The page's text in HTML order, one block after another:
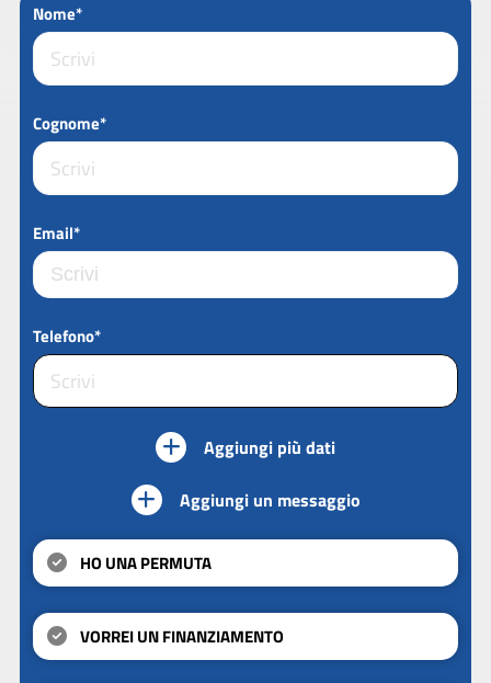
Nome*
Cognome*
Email*
Telefono*
Aggiungi più dati
Aggiungi un messaggio
HO UNA PERMUTA
VORREI UN FINANZIAMENTO